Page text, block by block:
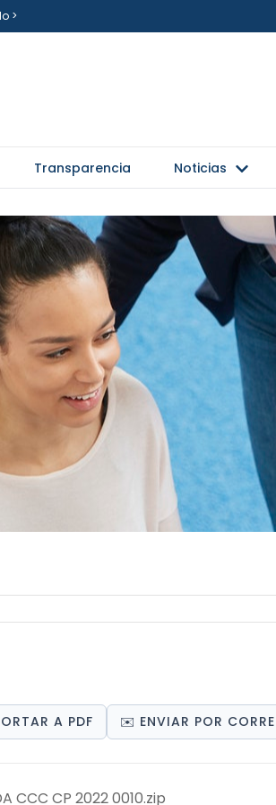
>
Transparencia Noticias
A PDF ✉️ ENVIAR POR
CCC CP 2022 0010.zip